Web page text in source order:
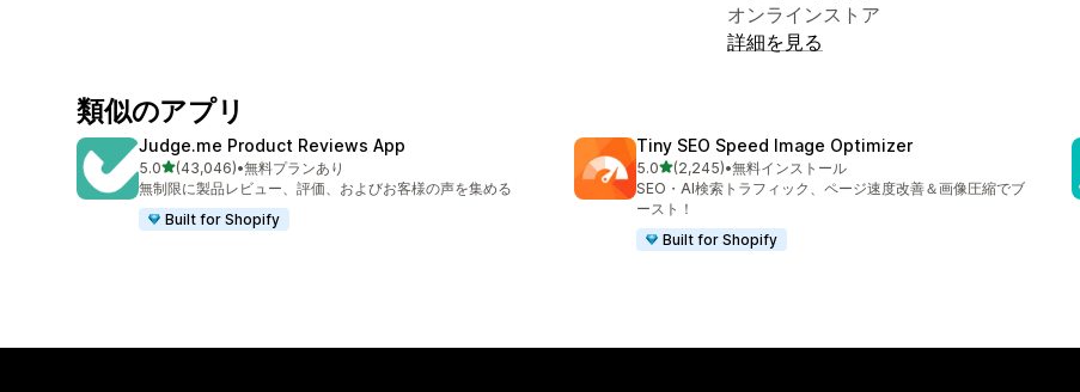
オンラインストア
詳細を見る
類似のアプリ
Judge.me Product Reviews App
5.05つ星中
(43,046)
合計レビュー数：43046件
•無料プランあり
無制限に製品レビュー、評価、およびお客様の声を集める
Built for Shopify
Tiny SEO Speed Image Optimizer
5.05つ星中
(2,245)
合計レビュー数：2245件
•無料インストール
SEO・AI検索トラフィック、ページ速度改善＆画像圧縮でブ
ースト！
Built for Shopify